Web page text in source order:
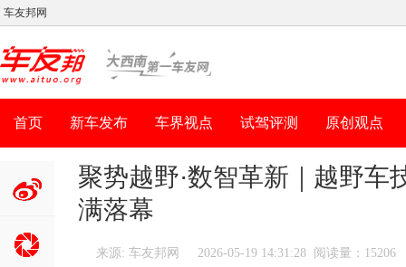
车友邦网
首页 新车发布 车界视点 试驾评测 原创观点
浪微博
聚势越野·数智革新｜越野
满落幕
来源: 车友邦网 2026-05-19 14:31:28 阅读量：15206